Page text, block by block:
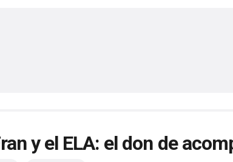
y el ELA: el don de